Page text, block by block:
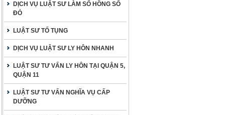
DỊCH VỤ LUẬT SƯ LÀM SỔ HỒNG SỔ
ĐỎ
LUẬT SƯ TỐ TỤNG
DỊCH VỤ LUẬT SƯ LY HÔN NHANH
LUẬT SƯ TƯ VẤN LY HÔN TẠI QUẬN 5,
QUẬN 11
LUẬT SƯ TƯ VẤN NGHĨA VỤ CẤP
DƯỠNG